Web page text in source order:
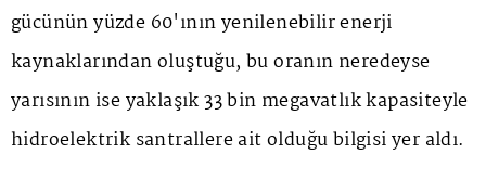
gücünün yüzde 60'ının yenilenebilir enerji
kaynaklarından oluştuğu, bu oranın neredeyse
yarısının ise yaklaşık 33 bin megavatlık kapasiteyle
hidroelektrik santrallere ait olduğu bilgisi yer aldı.